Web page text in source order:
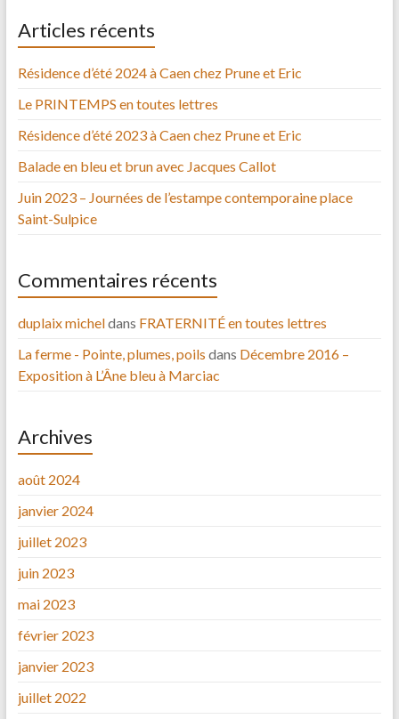
Articles récents
Résidence d’été 2024 à Caen chez Prune et Eric
Le PRINTEMPS en toutes lettres
Résidence d’été 2023 à Caen chez Prune et Eric
Balade en bleu et brun avec Jacques Callot
Juin 2023 – Journées de l’estampe contemporaine place
Saint-Sulpice
Commentaires récents
duplaix micheldans FRATERNITÉ en toutes lettres
La ferme - Pointe, plumes, poils dans Décembre 2016 –
Exposition à L’Âne bleu à Marciac
Archives
août 2024
janvier 2024
juillet 2023
juin 2023
mai 2023
février 2023
janvier 2023
juillet 2022